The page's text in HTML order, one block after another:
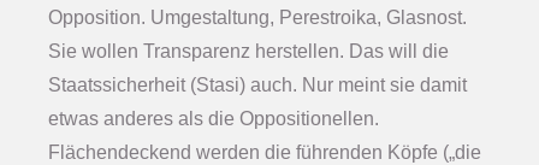
Opposition. Umgestaltung, Perestroika, Glasnost.
Sie wollen Transparenz herstellen. Das will die
Staatssicherheit (Stasi) auch. Nur meint sie damit
etwas anderes als die Oppositionellen.
Flächendeckend werden die führenden Köpfe („die